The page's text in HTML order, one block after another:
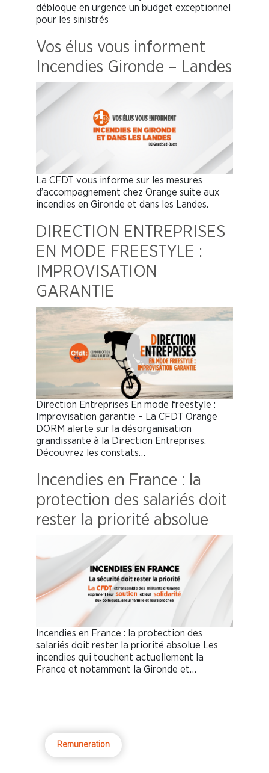
débloque en urgence un budget exceptionnel
pour les sinistrés
Vos élus vous informent
Incendies Gironde – Landes
La CFDT vous informe sur les mesures
d’accompagnement chez Orange suite aux
incendies en Gironde et dans les Landes.
DIRECTION ENTREPRISES
EN MODE FREESTYLE :
IMPROVISATION
GARANTIE
Direction Entreprises En mode freestyle :
Improvisation garantie – La CFDT Orange
DORM alerte sur la désorganisation
grandissante à la Direction Entreprises.
Découvrez les constats…
Incendies en France : la
protection des salariés doit
rester la priorité absolue
Incendies en France : la protection des
salariés doit rester la priorité absolue Les
incendies qui touchent actuellement la
France et notamment la Gironde et…
Remuneration